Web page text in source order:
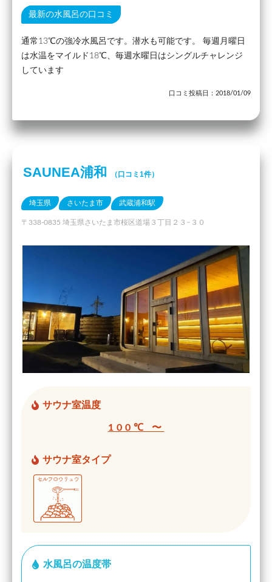
最新の水風呂の口コミ
通常13℃の強冷水風呂です。潜水も可能です。 毎週月曜日
は水温をマイルド18℃、毎週水曜日はシングルチャレンジ
しています
口コミ投稿日：2018/01/09
SAUNEA浦和 （口コミ1件）
埼玉県 さいたま市 武蔵浦和駅
〒338-0835 埼玉県さいたま市桜区道場３丁目２３−３０
サウナ室温度
100℃ 〜
サウナ室タイプ
水風呂の温度帯